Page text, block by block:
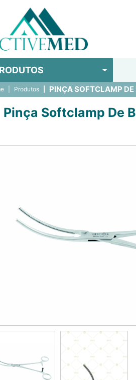
Produtos PINÇA SOFTCLAMP
Pinça Softclamp De